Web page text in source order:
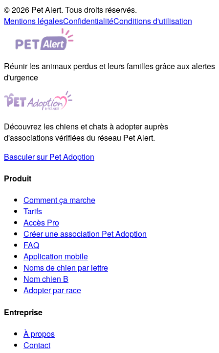
© 2026 Pet Alert. Tous droits réservés.
Mentions légalesConfidentialitéConditions d'utilisation
Réunir les animaux perdus et leurs familles grâce aux alertes
d'urgence
Découvrez les chiens et chats à adopter auprès
d'associations vérifiées du réseau Pet Alert.
Basculer sur Pet Adoption
Produit
Comment ça marche
Tarifs
Accès Pro
Créer une association Pet Adoption
FAQ
Application mobile
Noms de chien par lettre
Nom chien B
Adopter par race
Entreprise
À propos
Contact